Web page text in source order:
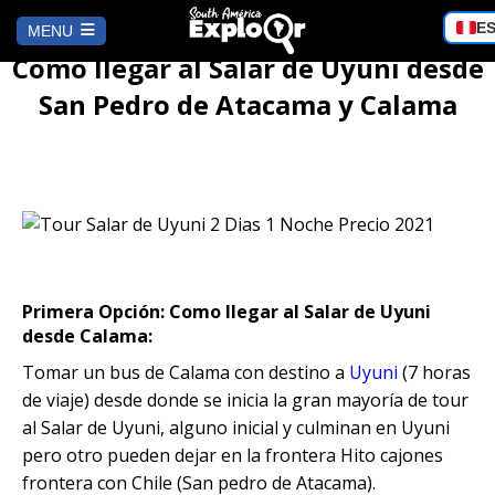
MENU
HOME
Trekking al Volcán Misti 2D/1N
Tour al Cañón de Culebrillas y Ruta
City Tour Arequipa: Tesoros
Coloniales entre Sillar
CUSCO
Jungle 4D/3N
City Tour + Valle Sagrado + Inka
Jungle 3D/2N
City Tour Cusco + Inka Jungle 3 Días
| Reserva Ahora
desde Lima
Huancaya| Lagunas Turquesas,
Escalonadas y Nor Yauyos
PUNO
Templo de la Fertilidad en Chucuito,
Puno
CAMINO INCA
a
ES
Como llegar al Salar de Uyuni desde
San Pedro de Atacama y Calama
Primera Opción: Como llegar al Salar de Uyuni
desde Calama:
Tomar un bus de Calama con destino a Uyuni (7 horas
de viaje) desde donde se inicia la gran mayoría de tour
al Salar de Uyuni, alguno inicial y culminan en Uyuni
pero otro pueden dejar en la frontera Hito cajones
frontera con Chile (San pedro de Atacama).